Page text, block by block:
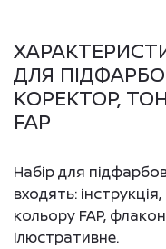
ДЛЯ
КОРЕКТОР,
FAP
Набір для
входять:
кольору FAP,
ілюстративне.